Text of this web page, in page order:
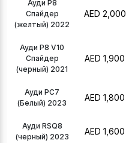
Ауди Р8
Спайдер
(желтый) 2022
AED 2,000
Ауди Р8 V10
Спайдер
(черный) 2021
AED 1,900
Ауди РС7
(Белый) 2023
AED 1,800
Ауди RSQ8
(черный) 2023
AED 1,600